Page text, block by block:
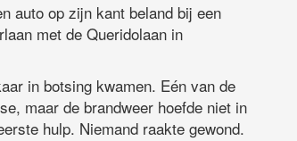
auto op zijn kant beland bij een
met de Queridolaan in
in botsing kwamen. Eén van de
maar de brandweer hoefde niet in
hulp. Niemand raakte gewond.